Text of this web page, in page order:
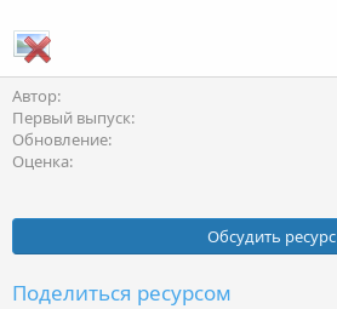
Автор
Первый выпуск
Обновление
Оценка
Обсудить ресурс
Поделиться ресурсом